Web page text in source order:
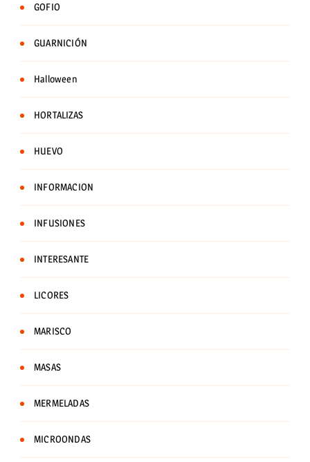
GOFIO
GUARNICIÓN
Halloween
HORTALIZAS
HUEVO
INFORMACION
INFUSIONES
INTERESANTE
LICORES
MARISCO
MASAS
MERMELADAS
MICROONDAS